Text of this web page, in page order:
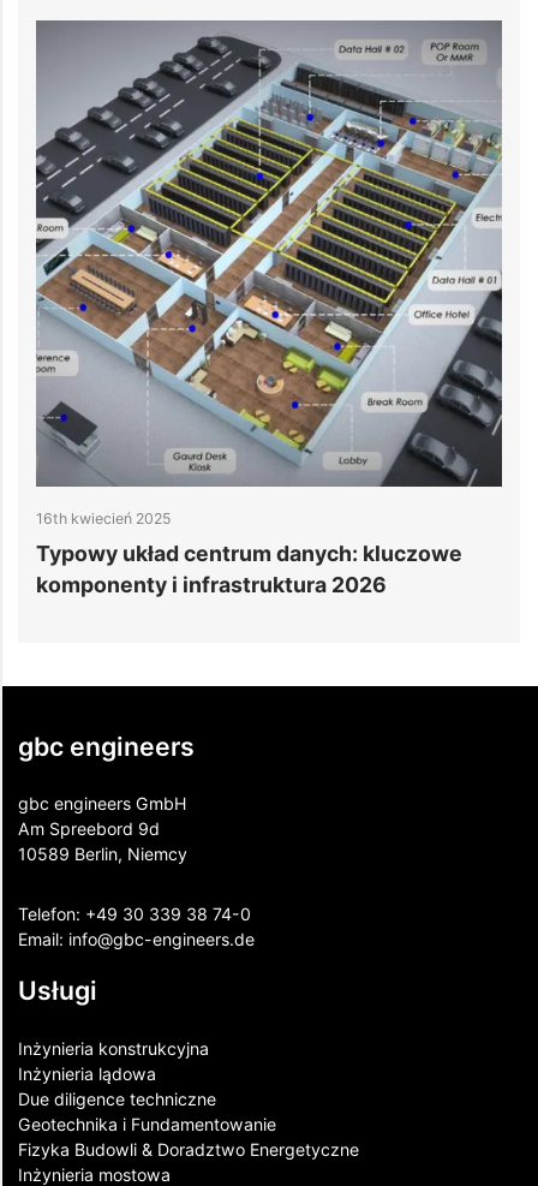
16th kwiecień 2025
Typowy układ centrum danych: kluczowe
komponenty i infrastruktura 2026
gbc engineers
gbc engineers GmbH
Am Spreebord 9d
10589 Berlin, Niemcy
Telefon: +49 30 339 38 74-0
Email: info@gbc-engineers.de
Usługi
Inżynieria konstrukcyjna
Inżynieria lądowa
Due diligence techniczne
Geotechnika i Fundamentowanie
Fizyka Budowli & Doradztwo Energetyczne
Inżynieria mostowa